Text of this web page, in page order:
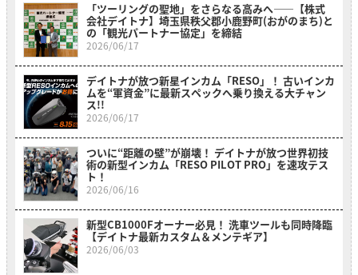
「ツーリングの聖地」をさらなる高みへ――【株式
会社デイトナ】埼玉県秩父郡小鹿野町(おがのまち)と
の「観光パートナー協定」を締結
2026/06/17
デイトナが放つ新星インカム「RESO」！ 古いインカ
ムを“軍資金”に最新スペックへ乗り換える大チャン
ス!!
2026/06/17
ついに“距離の壁”が崩壊！ デイトナが放つ世界初技
術の新型インカム「RESO PILOT PRO」を速攻テス
ト！
2026/06/16
新型CB1000Fオーナー必見！ 洗車ツールも同時降臨
【デイトナ最新カスタム＆メンテギア】
2026/06/03